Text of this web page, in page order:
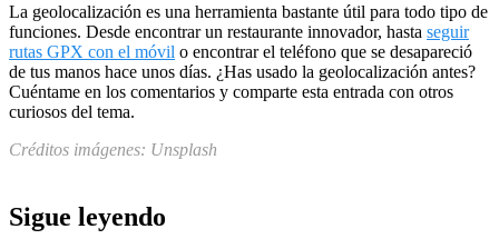
La geolocalización es una herramienta bastante útil para todo tipo de
funciones. Desde encontrar un restaurante innovador, hasta seguir
rutas GPX con el móvil o encontrar el teléfono que se desapareció
de tus manos hace unos días. ¿Has usado la geolocalización antes?
Cuéntame en los comentarios y comparte esta entrada con otros
curiosos del tema.
Créditos imágenes: Unsplash
Sigue leyendo